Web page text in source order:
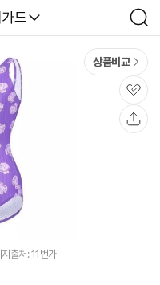
드
검
색
상품비교
관
심
출처: 11번가